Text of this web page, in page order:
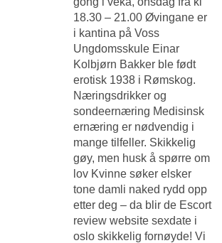
18.30 – 21.00 Øvingane er
i kantina på Voss
Ungdomsskule Einar
Kolbjørn Bakker ble født
erotisk 1938 i Rømskog.
Næringsdrikker og
sondeernæring Medisinsk
ernæring er nødvendig i
mange tilfeller. Skikkelig
gøy, men husk å spørre om
lov Kvinne søker elsker
tone damli naked rydd opp
etter deg – da blir de Escort
review website sexdate i
oslo skikkelig fornøyde! Vi